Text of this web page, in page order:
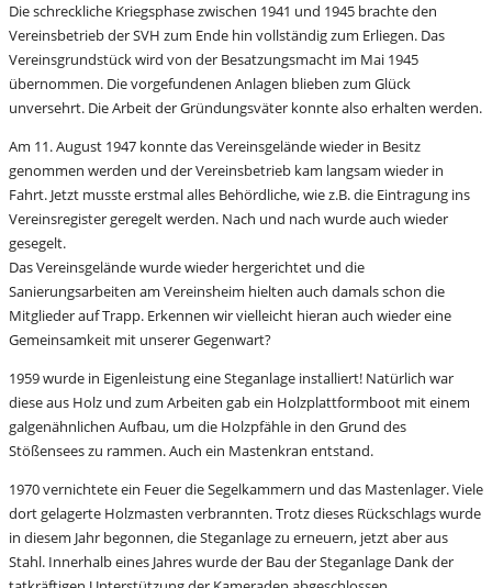
Die schreckliche Kriegsphase zwischen 1941 und 1945 brachte den
Vereinsbetrieb der SVH zum Ende hin vollständig zum Erliegen. Das
Vereinsgrundstück wird von der Besatzungsmacht im Mai 1945
übernommen. Die vorgefundenen Anlagen blieben zum Glück
unversehrt. Die Arbeit der Gründungsväter konnte also erhalten werden.
Am 11. August 1947 konnte das Vereinsgelände wieder in Besitz
genommen werden und der Vereinsbetrieb kam langsam wieder in
Fahrt. Jetzt musste erstmal alles Behördliche, wie z.B. die Eintragung ins
Vereinsregister geregelt werden. Nach und nach wurde auch wieder
gesegelt.
Das Vereinsgelände wurde wieder hergerichtet und die
Sanierungsarbeiten am Vereinsheim hielten auch damals schon die
Mitglieder auf Trapp. Erkennen wir vielleicht hieran auch wieder eine
Gemeinsamkeit mit unserer Gegenwart?
1959 wurde in Eigenleistung eine Steganlage installiert! Natürlich war
diese aus Holz und zum Arbeiten gab ein Holzplattformboot mit einem
galgenähnlichen Aufbau, um die Holzpfähle in den Grund des
Stößensees zu rammen. Auch ein Mastenkran entstand.
1970 vernichtete ein Feuer die Segelkammern und das Mastenlager. Viele
dort gelagerte Holzmasten verbrannten. Trotz dieses Rückschlags wurde
in diesem Jahr begonnen, die Steganlage zu erneuern, jetzt aber aus
Stahl. Innerhalb eines Jahres wurde der Bau der Steganlage Dank der